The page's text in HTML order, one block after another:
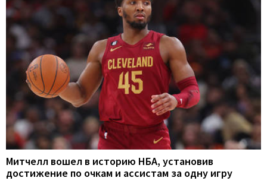
Митчелл вошел в историю НБА, установив
достижение по очкам и ассистам за одну игру